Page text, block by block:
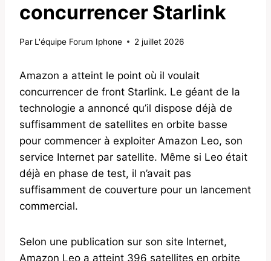
concurrencer Starlink
Par L'équipe Forum Iphone 2 juillet 2026
Amazon a atteint le point où il voulait
concurrencer de front Starlink. Le géant de la
technologie a annoncé qu’il dispose déjà de
suffisamment de satellites en orbite basse
pour commencer à exploiter Amazon Leo, son
service Internet par satellite. Même si Leo était
déjà en phase de test, il n’avait pas
suffisamment de couverture pour un lancement
commercial.
Selon une publication sur son site Internet,
Amazon Leo a atteint 396 satellites en orbite